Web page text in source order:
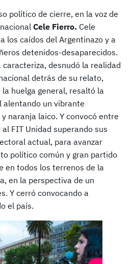
político de cierre, en la voz de
Cele Fierro. Cele
los caídos del Argentinazo y a
detenidos-desaparecidos.
caracteriza, desnudó la realidad
detrás de su relato,
huelga general, resaltó la
alentando un vibrante
naranja laico. Y convocó entre
FIT Unidad superando sus
actual, para avanzar
político común y gran partido
en todos los terrenos de la
en la perspectiva de un
Y cerró convocando a
el país.